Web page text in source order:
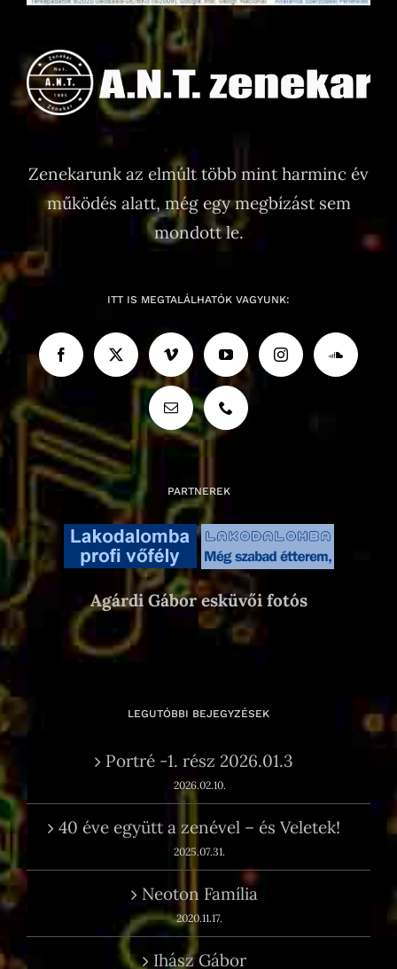
Zenekarunk az elmúlt több mint harminc év
működés alatt, még egy megbízást sem
mondott le.
ITT IS MEGTALÁLHATÓK VAGYUNK:
PARTNEREK
Agárdi Gábor esküvői fotós
LEGUTÓBBI BEJEGYZÉSEK
Portré -1. rész 2026.01.3
2026.02.10.
40 éve együtt a zenével – és Veletek!
2025.07.31.
Neoton Família
2020.11.17.
Ihász Gábor